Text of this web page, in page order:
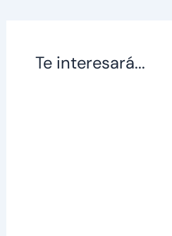
Te interesará...